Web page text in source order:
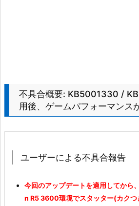
不具合概要: KB5001330 /
用後、ゲームパフォーマンス
ユーザーによる不具合報告
今回のアップデートを適用してから
n R5 3600環境でスタッター(カクつ